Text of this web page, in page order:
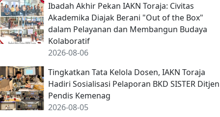
Ibadah Akhir Pekan IAKN Toraja: Civitas
Akademika Diajak Berani "Out of the Box"
dalam Pelayanan dan Membangun Budaya
Kolaboratif
2026-08-06
Tingkatkan Tata Kelola Dosen, IAKN Toraja
Hadiri Sosialisasi Pelaporan BKD SISTER Ditjen
Pendis Kemenag
2026-08-05